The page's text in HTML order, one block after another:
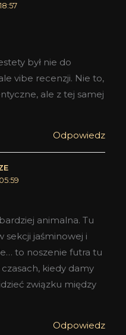
był nie do
vibe recenzji. Nie to,
ale z tej samej
Odpowiedz
animalna. Tu
sekcji jaśminowej i
to noszenie futra tu
kiedy damy
związku między
Odpowiedz